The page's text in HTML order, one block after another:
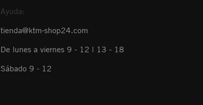
Ayuda:
tienda@ktm-shop24.com
De lunes a viernes 9 - 12 | 13 - 18
Sábado 9 - 12